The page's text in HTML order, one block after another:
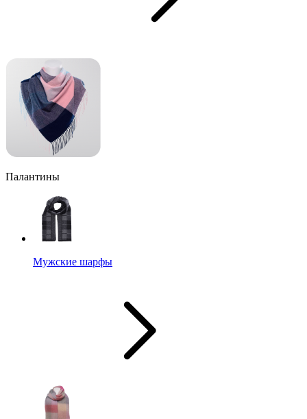
Палантины
Мужские шарфы